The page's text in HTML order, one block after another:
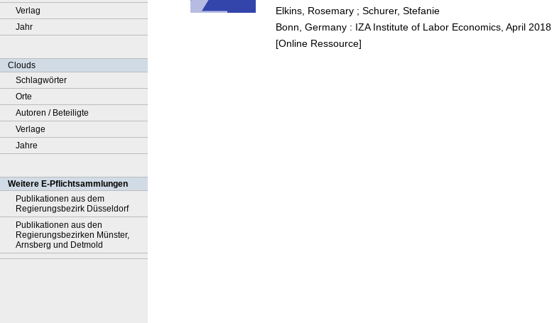
Verlag
Jahr
Clouds
Schlagwörter
Orte
Autoren / Beteiligte
Verlage
Jahre
Weitere E-Pflichtsammlungen
Publikationen aus dem
Regierungsbezirk Düsseldorf
Publikationen aus den
Regierungsbezirken Münster,
Arnsberg und Detmold
Elkins, Rosemary ; Schurer, Stefanie
Bonn, Germany : IZA Institute of Labor Economics, April 2018
[Online Ressource]